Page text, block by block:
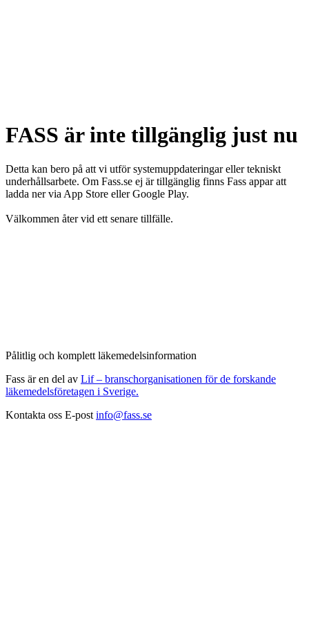
FASS är inte tillgänglig just nu
Detta kan bero på att vi utför systemuppdateringar eller tekniskt
underhållsarbete. Om Fass.se ej är tillgänglig finns Fass appar att
ladda ner via App Store eller Google Play.
Välkommen åter vid ett senare tillfälle.
Pålitlig och komplett läkemedelsinformation
Fass är en del av Lif – branschorganisationen för de forskande
läkemedelsföretagen i Sverige.
Kontakta oss E-post info@fass.se